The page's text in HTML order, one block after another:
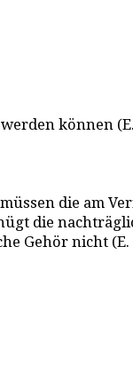
können
die am
die
Gehör nicht (E.